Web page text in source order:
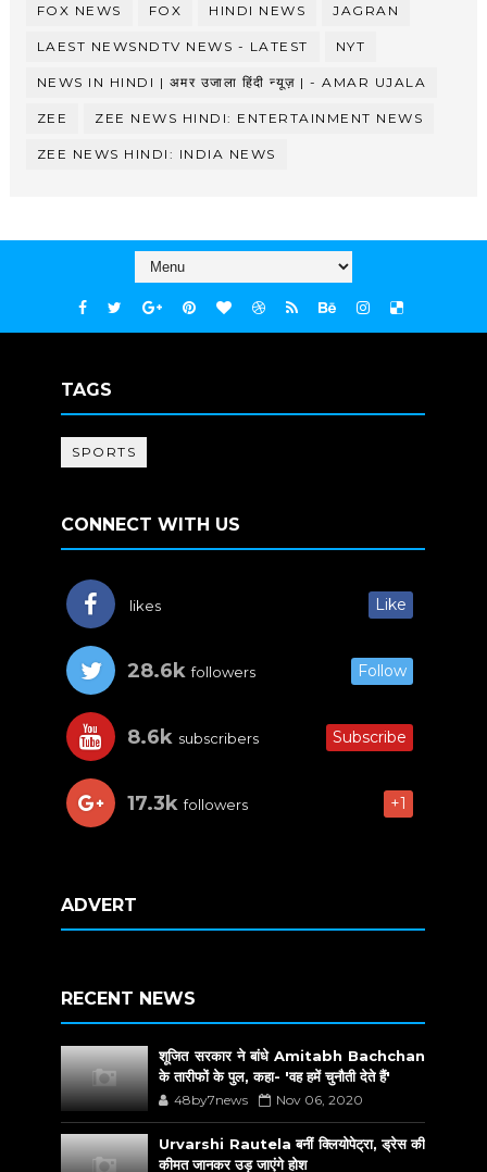
FOX NEWS FOX HINDI NEWS JAGRAN
LAEST NEWSNDTV NEWS - LATEST NYT
NEWS IN HINDI | अमर उजाला हिंदी न्यूज़ | - AMAR UJALA
ZEE ZEE NEWS HINDI: ENTERTAINMENT NEWS
ZEE NEWS HINDI: INDIA NEWS
TAGS
SPORTS
CONNECT WITH US
likes Like
28.6k followers Follow
8.6k subscribers Subscribe
17.3k followers +1
ADVERT
RECENT NEWS
शूजित सरकार ने बांधे Amitabh Bachchan
के तारीफों के पुल, कहा- 'वह हमें चुनौती देते हैं'
48by7news Nov 06, 2020
Urvarshi Rautela बनीं क्लियोपेट्रा, ड्रेस की
कीमत जानकर उड़ जाएंगे होश